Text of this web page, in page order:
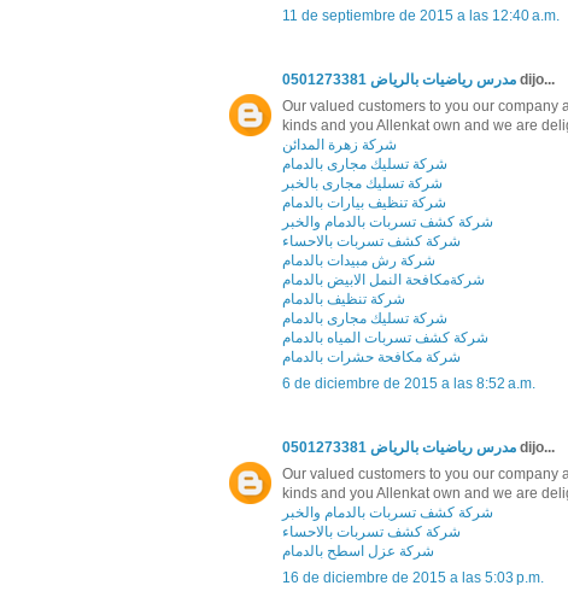
11 de septiembre de 2015 a las 12:40 a.m.
مدرس رياضيات بالرياض 0501273381 dijo...
Our valued customers to you our company
kinds and you Allenkat own and we are
شركة زهرة المدائن
شركة تسليك مجارى بالدمام
شركة تسليك مجارى بالخبر
شركة تنظيف بيارات بالدمام
شركة كشف تسربات بالدمام والخبر
شركة كشف تسربات بالاحساء
شركة رش مبيدات بالدمام
شركةمكافحة النمل الابيض بالدمام
شركة تنظيف بالدمام
شركة تسليك مجارى بالدمام
شركة كشف تسربات المياه بالدمام
شركة مكافحة حشرات بالدمام
6 de diciembre de 2015 a las 8:52 a.m.
مدرس رياضيات بالرياض 0501273381 dijo...
Our valued customers to you our company
kinds and you Allenkat own and we are
شركة كشف تسربات بالدمام والخبر
شركة كشف تسربات بالاحساء
شركة عزل اسطح بالدمام
16 de diciembre de 2015 a las 5:03 p.m.